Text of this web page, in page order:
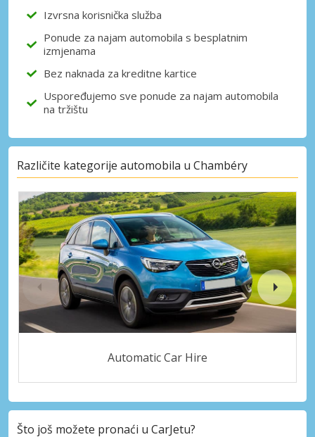
Izvrsna korisnička služba
Ponude za najam automobila s besplatnim
izmjenama
Bez naknada za kreditne kartice
Uspoređujemo sve ponude za najam automobila
na tržištu
Različite kategorije automobila u Chambéry
Automatic Car Hire
Što još možete pronaći u CarJetu?